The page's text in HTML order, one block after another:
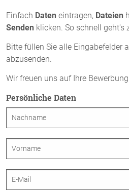
Einfach Daten eintragen, Dateien
Senden klicken. So schnell geht's
Bitte füllen Sie alle Eingabefelder
abzusenden.
Wir freuen uns auf Ihre
Persönliche Daten